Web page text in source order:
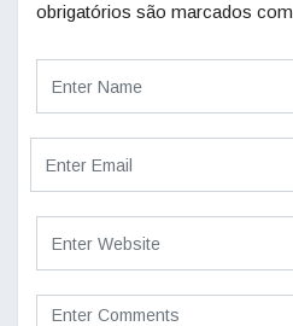
obrigatórios são marcados com